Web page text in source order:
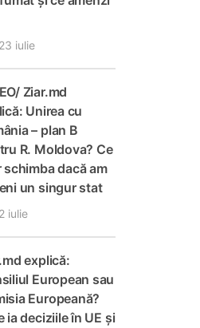
iulie
Ziar.md
Unirea cu
– plan B
R. Moldova? Ce
schimba dacă am
un singur stat
iulie
explică:
European sau
Europeană?
ia deciziile în UE și